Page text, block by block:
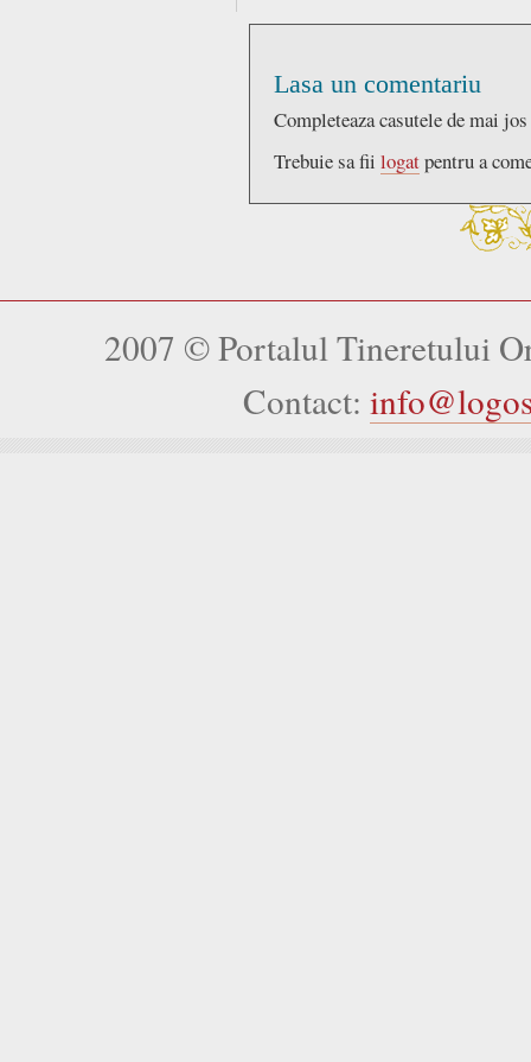
Lasa un comentariu
Completeaza casutele de mai
Trebuie sa fii logatpentru a
2007 © Portalul Tineretului
Contact: